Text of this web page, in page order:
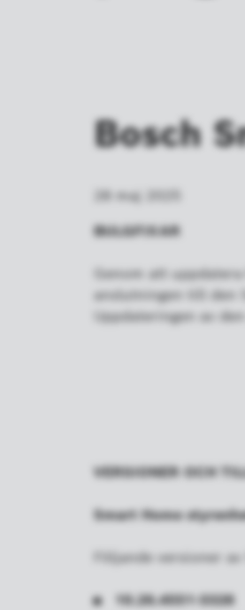
Bosch
28 maj 2025
BULGFIXAR
Genom att
anslutningen till den
Uppdateringen av
VERSIONER OCH
Smart Home
Följande versioner
10.26.4551-3328